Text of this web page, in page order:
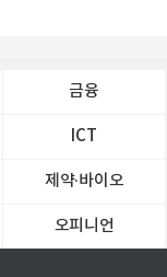
금융
ICT
제약∙바이오
오피니언